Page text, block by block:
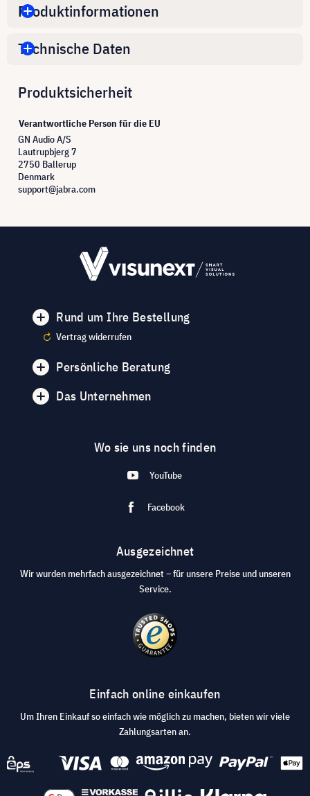
Produktinformationen
Technische Daten
Produktsicherheit
Verantwortliche Person für die EU
GN Audio A/S
Lautrupbjerg 7
2750 Ballerup
Denmark
support@jabra.com
Rund um Ihre Bestellung
Vertrag widerrufen
Persönliche Beratung
Das Unternehmen
Wo sie uns noch finden
YouTube
Facebook
Ausgezeichnet
Wir wurden mehrfach ausgezeichnet – für unsere Preise und unseren
Service.
Einfach online einkaufen
Um Ihren Einkauf so einfach wie möglich zu machen, bieten wir viele
Zahlungsarten an.